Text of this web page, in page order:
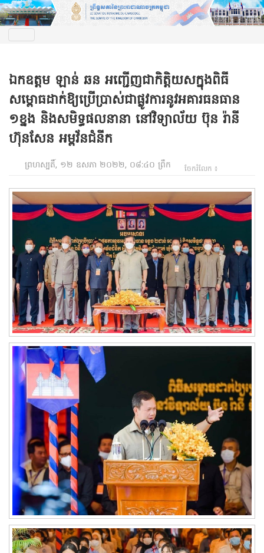
ឯកឧត្តម ឡាន់ ឆន អញ្ជើញជាកិត្តិយសក្នុងពិធី
សម្ពោធដាក់ឱ្យប្រើប្រាស់ជាផ្លូវការនូវអគារធនធាន
១ខ្នង និងសមិទ្ធផលនានា នៅវិទ្យាល័យ ប៊ុន រ៉ានី
ហ៊ុនសែន អម្ពវ័នជំនីក
ព្រហស្បតិ៍, ១២ ឧសភា ២០២២, ០៨:៤០ ព្រឹក ចែករំលែក ៖